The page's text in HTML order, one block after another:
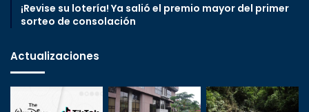
¡Revise su lotería! Ya salió el premio mayor del primer
sorteo de consolación
Actualizaciones